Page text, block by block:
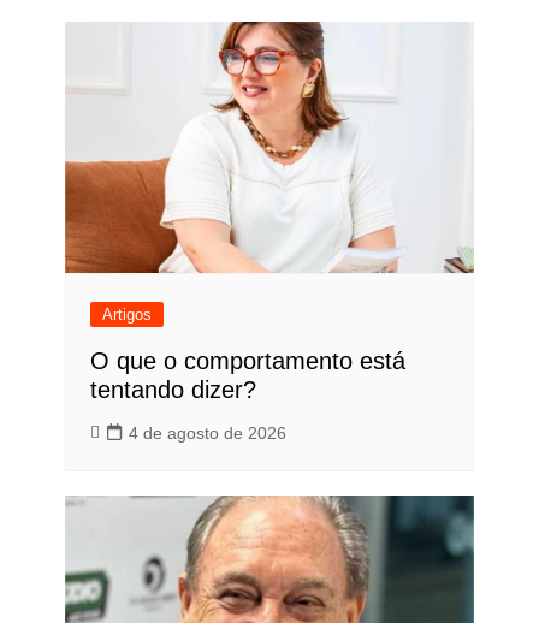
Artigos
O que o comportamento está
tentando dizer?
4 de agosto de 2026